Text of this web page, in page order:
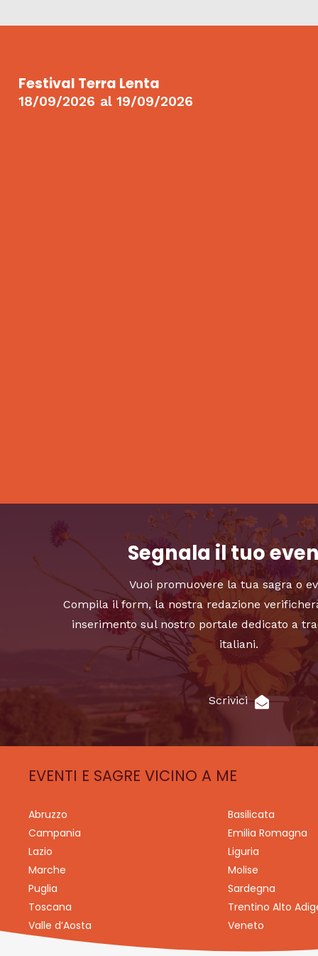
Festival Terra Lenta
18/09/2026 al19/09/2026
Segnala il tuo
Vuoi promuovere la tua sagra o
Compila il form, la nostra redazione
inserimento sul nostro portale dedicato a
italiani.
Scrivici
EVENTI E SAGRE VICINO A ME
Abruzzo Basilicata
Campania
Emilia Romagna
Lazio
Liguria
Marche
Molise
Puglia
Sardegna
Toscana
Trentino Alto
Valle d’Aosta
Veneto